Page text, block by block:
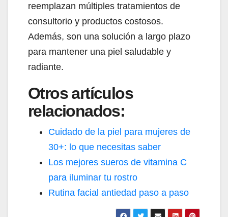
reemplazan múltiples tratamientos de
consultorio y productos costosos.
Además, son una solución a largo plazo
para mantener una piel saludable y
radiante.
Otros artículos
relacionados:
Cuidado de la piel para mujeres de
30+: lo que necesitas saber
Los mejores sueros de vitamina C
para iluminar tu rostro
Rutina facial antiedad paso a paso